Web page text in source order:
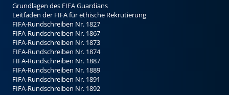
Grundlagen des FIFA Guardians
Leitfaden der FIFA für ethische Rekrutierung
FIFA-Rundschreiben Nr. 1827
FIFA-Rundschreiben Nr. 1867
FIFA-Rundschreiben Nr. 1873
FIFA-Rundschreiben Nr. 1874
FIFA-Rundschreiben Nr. 1887
FIFA-Rundschreiben Nr. 1889
FIFA-Rundschreiben Nr. 1891
FIFA-Rundschreiben Nr. 1892